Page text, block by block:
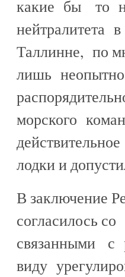
какие бы то
нейтралитета
Таллинне, по
лишь
морского
лодки и
В заключение
согласилось
связанными с
виду